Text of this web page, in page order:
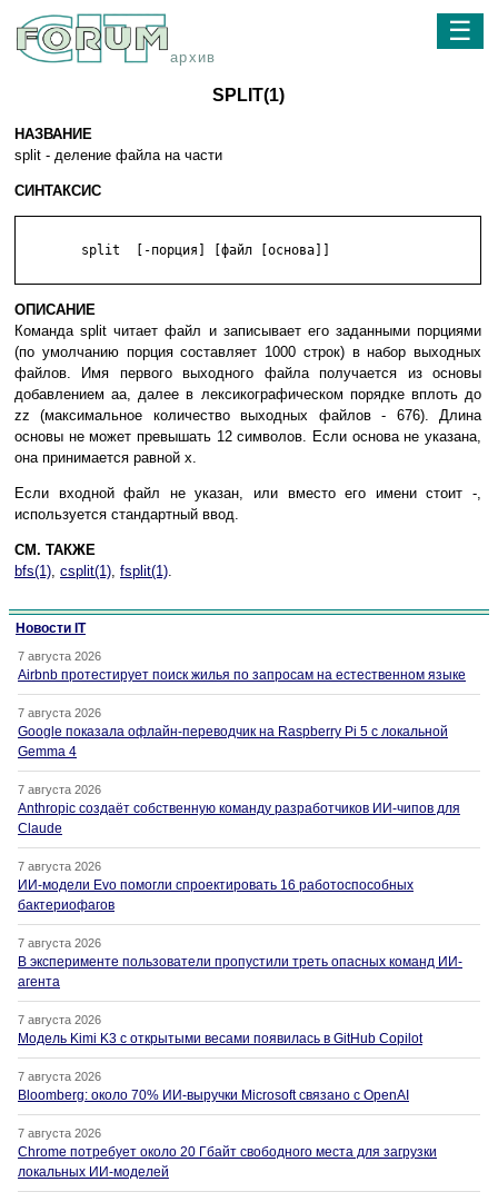
архив
☰
SPLIT(1)
НАЗВАНИЕ
split - деление файла на части
СИНТАКСИС
ОПИСАНИЕ
Команда split читает файл и записывает его заданными порциями
(по умолчанию порция составляет 1000 строк) в набор выходных
файлов. Имя первого выходного файла получается из основы
добавлением aa, далее в лексикографическом порядке вплоть до
zz (максимальное количество выходных файлов - 676). Длина
основы не может превышать 12 символов. Если основа не указана,
она принимается равной x.
Если входной файл не указан, или вместо его имени стоит -,
используется стандартный ввод.
СМ. ТАКЖЕ
bfs(1), csplit(1), fsplit(1).
Новости IT
7 августа 2026
Airbnb протестирует поиск жилья по запросам на естественном языке
7 августа 2026
Google показала офлайн-переводчик на Raspberry Pi 5 с локальной
Gemma 4
7 августа 2026
Anthropic создаёт собственную команду разработчиков ИИ-чипов для
Claude
7 августа 2026
ИИ-модели Evo помогли спроектировать 16 работоспособных
бактериофагов
7 августа 2026
В эксперименте пользователи пропустили треть опасных команд ИИ-
агента
7 августа 2026
Модель Kimi K3 с открытыми весами появилась в GitHub Copilot
7 августа 2026
Bloomberg: около 70% ИИ-выручки Microsoft связано с OpenAI
7 августа 2026
Chrome потребует около 20 Гбайт свободного места для загрузки
локальных ИИ-моделей